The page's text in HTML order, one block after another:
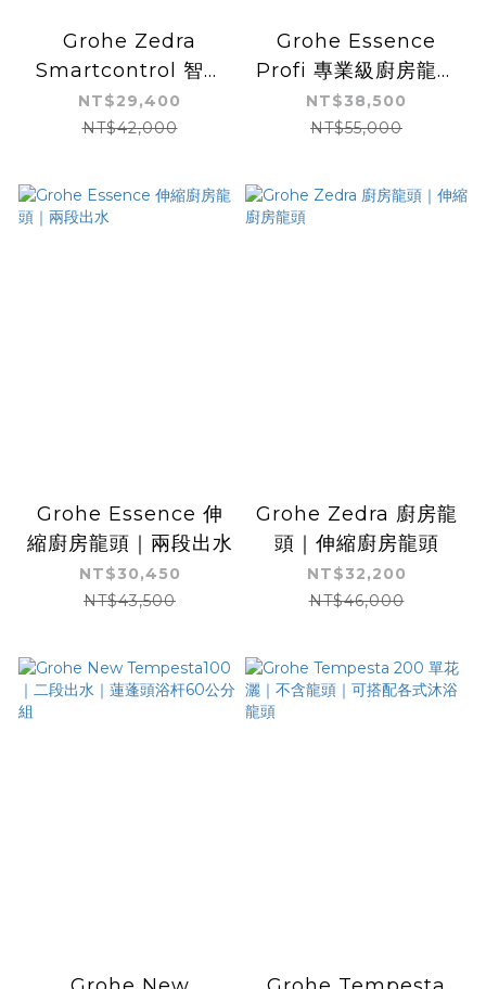
Grohe Zedra
Smartcontrol 智慧
型按鍵式廚房水龍頭｜
可伸縮
NT$29,400
NT$42,000
Grohe Essence
Profi 專業級廚房龍頭
｜兩段出水
NT$38,500
NT$55,000
Grohe Essence 伸
縮廚房龍頭｜兩段出水
NT$30,450
NT$43,500
Grohe Zedra 廚房龍
頭｜伸縮廚房龍頭
NT$32,200
NT$46,000